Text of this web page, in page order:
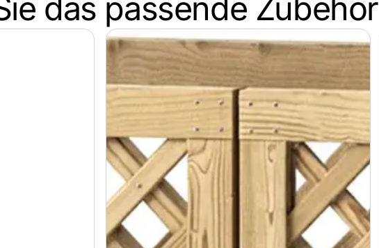
das passende Zubehör